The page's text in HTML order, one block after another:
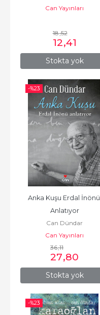
Stokta yok
Can Yayınları
18,52
12,41
-%23
Stokta yok
Anka Kuşu Erdal İnönü
Anlatıyor
Can Dündar
Can Yayınları
36,11
27,80
-%23